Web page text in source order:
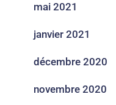
mai 2021
janvier 2021
décembre 2020
novembre 2020